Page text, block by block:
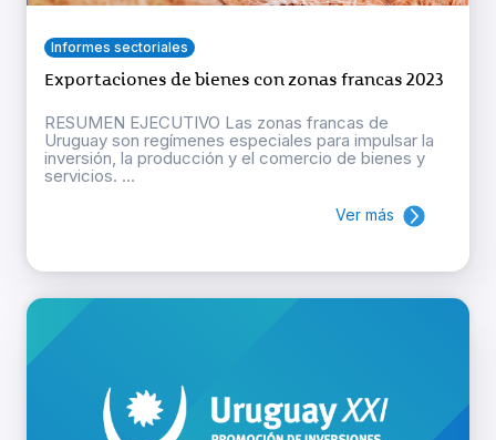
Informes sectoriales
Exportaciones de bienes con zonas francas 2023
RESUMEN EJECUTIVO Las zonas francas de
Uruguay son regímenes especiales para impulsar la
inversión, la producción y el comercio de bienes y
servicios. ...
Ver más